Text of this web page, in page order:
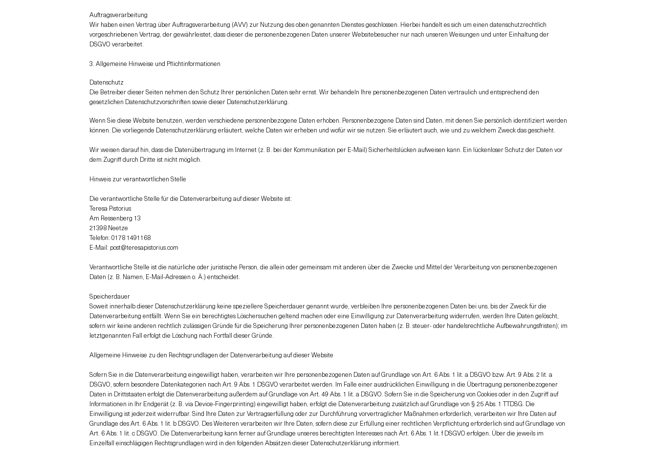
Auftragsverarbeitung
Wir haben einen Vertrag über Auftragsverarbeitung (AVV) zur Nutzung des oben genannten Dienstes geschlossen. Hierbei handelt es sich um einen datenschutzrechtlich
vorgeschriebenen Vertrag, der gewährleistet, dass dieser die personenbezogenen Daten unserer Websitebesucher nur nach unseren Weisungen und unter Einhaltung der
DSGVO verarbeitet.
3. Allgemeine Hinweise und Pflichtinformationen
Datenschutz
Die Betreiber dieser Seiten nehmen den Schutz Ihrer persönlichen Daten sehr ernst. Wir behandeln Ihre personenbezogenen Daten vertraulich und entsprechend den
gesetzlichen Datenschutzvorschriften sowie dieser Datenschutzerklärung.
Wenn Sie diese Website benutzen, werden verschiedene personenbezogene Daten erhoben. Personenbezogene Daten sind Daten, mit denen Sie persönlich identifiziert werden
können. Die vorliegende Datenschutzerklärung erläutert, welche Daten wir erheben und wofür wir sie nutzen. Sie erläutert auch, wie und zu welchem Zweck das geschieht.
Wir weisen darauf hin, dass die Datenübertragung im Internet (z. B. bei der Kommunikation per E-Mail) Sicherheitslücken aufweisen kann. Ein lückenloser Schutz der Daten vor
dem Zugriff durch Dritte ist nicht möglich.
Hinweis zur verantwortlichen Stelle
Die verantwortliche Stelle für die Datenverarbeitung auf dieser Website ist:
Teresa Pistorius
Am Ressenberg 13
21398 Neetze
Telefon: 0178 1491168
E-Mail: post@teresapistorius.com
Verantwortliche Stelle ist die natürliche oder juristische Person, die allein oder gemeinsam mit anderen über die Zwecke und Mittel der Verarbeitung von personenbezogenen
Daten (z. B. Namen, E-Mail-Adressen o. Ä.) entscheidet.
Speicherdauer
Soweit innerhalb dieser Datenschutzerklärung keine speziellere Speicherdauer genannt wurde, verbleiben Ihre personenbezogenen Daten bei uns, bis der Zweck für die
Datenverarbeitung entfällt. Wenn Sie ein berechtigtes Löschersuchen geltend machen oder eine Einwilligung zur Datenverarbeitung widerrufen, werden Ihre Daten gelöscht,
sofern wir keine anderen rechtlich zulässigen Gründe für die Speicherung Ihrer personenbezogenen Daten haben (z. B. steuer- oder handelsrechtliche Aufbewahrungsfristen); im
letztgenannten Fall erfolgt die Löschung nach Fortfall dieser Gründe.
Allgemeine Hinweise zu den Rechtsgrundlagen der Datenverarbeitung auf dieser Website
Sofern Sie in die Datenverarbeitung eingewilligt haben, verarbeiten wir Ihre personenbezogenen Daten auf Grundlage von Art. 6 Abs. 1 lit. a DSGVO bzw. Art. 9 Abs. 2 lit. a
DSGVO, sofern besondere Datenkategorien nach Art. 9 Abs. 1 DSGVO verarbeitet werden. Im Falle einer ausdrücklichen Einwilligung in die Übertragung personenbezogener
Daten in Drittstaaten erfolgt die Datenverarbeitung außerdem auf Grundlage von Art. 49 Abs. 1 lit. a DSGVO. Sofern Sie in die Speicherung von Cookies oder in den Zugriff auf
Informationen in Ihr Endgerät (z. B. via Device-Fingerprinting) eingewilligt haben, erfolgt die Datenverarbeitung zusätzlich auf Grundlage von § 25 Abs. 1 TTDSG. Die
Einwilligung ist jederzeit widerrufbar. Sind Ihre Daten zur Vertragserfüllung oder zur Durchführung vorvertraglicher Maßnahmen erforderlich, verarbeiten wir Ihre Daten auf
Grundlage des Art. 6 Abs. 1 lit. b DSGVO. Des Weiteren verarbeiten wir Ihre Daten, sofern diese zur Erfüllung einer rechtlichen Verpflichtung erforderlich sind auf Grundlage von
Art. 6 Abs. 1 lit. c DSGVO. Die Datenverarbeitung kann ferner auf Grundlage unseres berechtigten Interesses nach Art. 6 Abs. 1 lit. f DSGVO erfolgen. Über die jeweils im
Einzelfall einschlägigen Rechtsgrundlagen wird in den folgenden Absätzen dieser Datenschutzerklärung informiert.